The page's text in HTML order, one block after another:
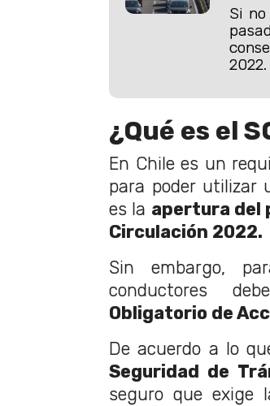
Si
2022.
¿Qué es el
En Chile es un
para poder utilizar
es la apertura del
Circulación 2022.
Sin embargo,
conductores
Obligatorio de
De acuerdo a lo
Seguridad de
seguro que exige